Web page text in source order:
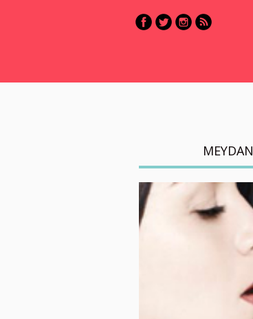
MEYDAN